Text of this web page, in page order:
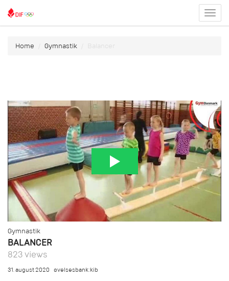
menu
Home Gymnastik Balancer
Gymnastik
BALANCER
823 views
31. august 2020 øvelsesbank:kib